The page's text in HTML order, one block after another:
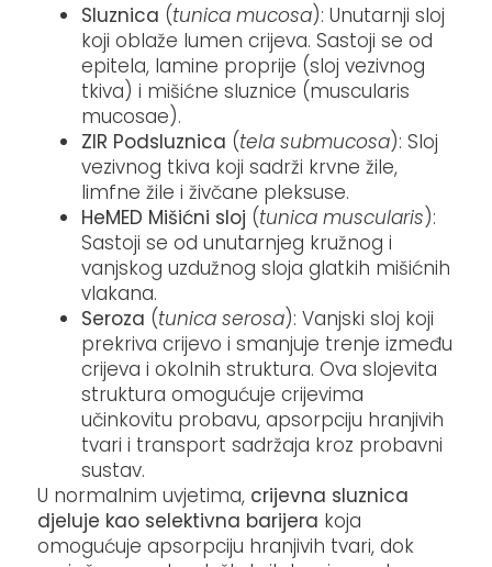
Sluznica (tunica mucosa): Unutarnji sloj
koji oblaže lumen crijeva. Sastoji se od
epitela, lamine proprije (sloj vezivnog
tkiva) i mišićne sluznice (muscularis
mucosae).​
ZIR Podsluznica (tela submucosa): Sloj
vezivnog tkiva koji sadrži krvne žile,
limfne žile i živčane pleksuse.​
HeMED Mišićni sloj (tunica muscularis):
Sastoji se od unutarnjeg kružnog i
vanjskog uzdužnog sloja glatkih mišićnih
vlakana.​
Seroza (tunica serosa): Vanjski sloj koji
prekriva crijevo i smanjuje trenje između
crijeva i okolnih struktura.​ Ova slojevita
struktura omogućuje crijevima
učinkovitu probavu, apsorpciju hranjivih
tvari i transport sadržaja kroz probavni
sustav.
U normalnim uvjetima, crijevna sluznica
djeluje kao selektivna barijera koja
omogućuje apsorpciju hranjivih tvari, dok